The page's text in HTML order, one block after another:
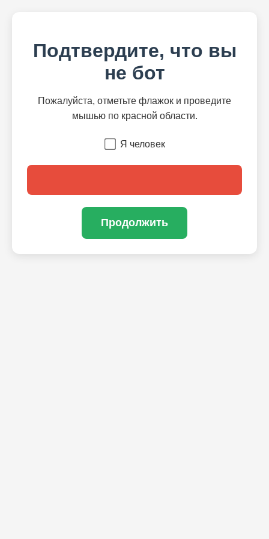
Подтвердите, что вы
не бот
Пожалуйста, отметьте флажок и проведите
мышью по красной области.
Я человек
Продолжить